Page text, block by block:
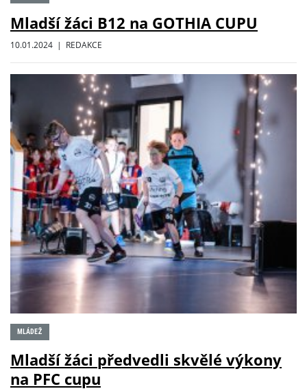
Mladší žáci B12 na GOTHIA CUPU
10.01.2024 | REDAKCE
MLÁDEŽ
Mladší žáci předvedli skvělé výkony
na PFC cupu